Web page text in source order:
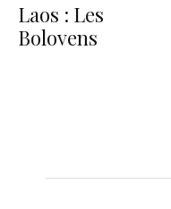
Laos : Les
Bolovens